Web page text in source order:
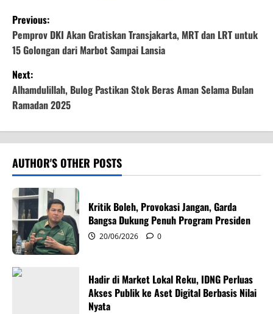
P
o
s
t
n
a
v
i
g
a
t
Previous:
Pemprov DKI Akan Gratiskan Transjakarta, MRT dan LRT untuk
15 Golongan dari Marbot Sampai Lansia
Next:
Alhamdulillah, Bulog Pastikan Stok Beras Aman Selama Bulan
Ramadan 2025
AUTHOR'S OTHER POSTS
Kritik Boleh, Provokasi Jangan, Garda
Bangsa Dukung Penuh Program Presiden
20/06/2026 0
Hadir di Market Lokal Reku, IDNG Perluas
Akses Publik ke Aset Digital Berbasis Nilai
Nyata